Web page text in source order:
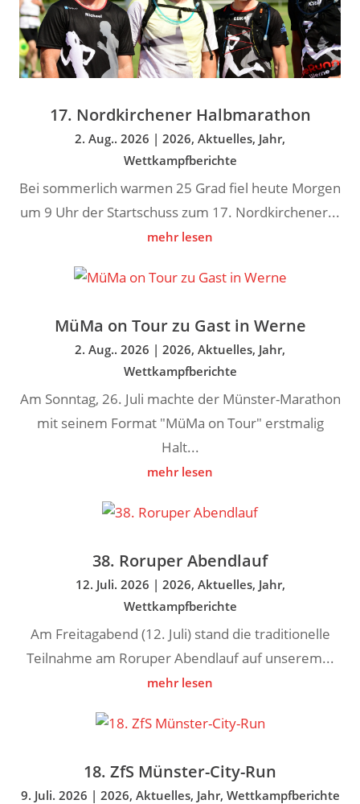
17. Nordkirchener Halbmarathon
2. Aug.. 2026 | 2026, Aktuelles, Jahr,
Wettkampfberichte
Bei sommerlich warmen 25 Grad fiel heute Morgen
um 9 Uhr der Startschuss zum 17. Nordkirchener...
mehr lesen
MüMa on Tour zu Gast in Werne
2. Aug.. 2026 | 2026, Aktuelles, Jahr,
Wettkampfberichte
Am Sonntag, 26. Juli machte der Münster-Marathon
mit seinem Format "MüMa on Tour" erstmalig
Halt...
mehr lesen
38. Roruper Abendlauf
12. Juli. 2026 | 2026, Aktuelles, Jahr,
Wettkampfberichte
Am Freitagabend (12. Juli) stand die traditionelle
Teilnahme am Roruper Abendlauf auf unserem...
mehr lesen
18. ZfS Münster-City-Run
9. Juli. 2026 | 2026, Aktuelles, Jahr, Wettkampfberichte